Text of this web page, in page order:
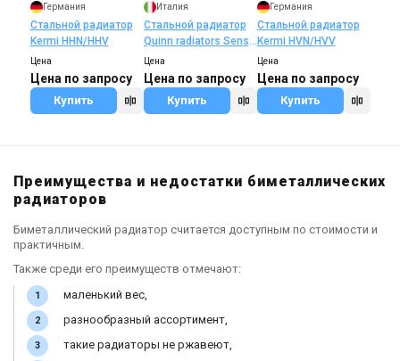
Германия
Стальной радиатор
Kermi HHN/HHV
Цена
Цена по запросу
Купить
Италия
Стальной радиатор
Quinn radiators Sensa
Q10
Цена
Цена по запросу
Купить
Германия
Стальной радиатор
Kermi HVN/HVV
Цена
Цена по запросу
Купить
Преимущества и недостатки биметаллических
радиаторов
Биметаллический радиатор считается доступным по стоимости и
практичным.
Также среди его преимуществ отмечают:
маленький вес,
разнообразный ассортимент,
такие радиаторы не ржавеют,